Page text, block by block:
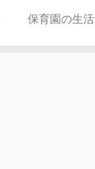
保育園の生活